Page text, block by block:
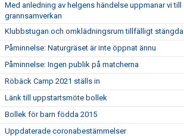
Med anledning av helgens händelse uppmanar vi till
grannsamverkan
Klubbstugan och omklädningsrum tillfälligt stängda
Påminnelse: Naturgräset är inte öppnat ännu
Påminnelse: Ingen publik på matcherna
Röbäck Camp 2021 ställs in
Länk till uppstartsmöte bollek
Bollek för barn födda 2015
Uppdaterade coronabestämmelser